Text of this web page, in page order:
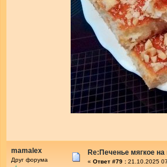
mamalex
Друг форума
Re:Печенье мягкое
« Ответ #79 : 21.10.2025